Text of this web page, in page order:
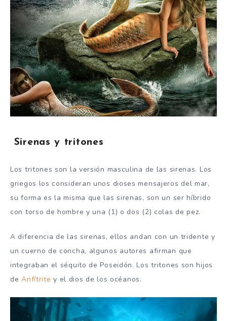
Sirenas y tritones
Los tritones son la versión masculina de las sirenas. Los
griegos los consideran unos dioses mensajeros del mar,
su forma es la misma que las sirenas, son un ser híbrido
con torso de hombre y una (1) o dos (2) colas de pez.
A diferencia de las sirenas, ellos andan con un tridente y
un cuerno de concha, algunos autores afirman que
integraban el séquito de Poseidón. Los tritones son hijos
deAnfítrite y el dios de los océanos.